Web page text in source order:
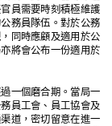
員需要時刻積極維護
務員隊伍。對於公務
同時應顧及適用於公
將會公布一份適用於
一個磨合期。當局一
員工會、員工協會及
道，密切留意在進一